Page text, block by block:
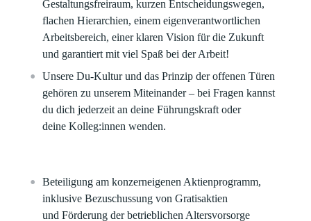
Gestaltungsfreiraum, kurzen Entscheidungswegen,
flachen Hierarchien, einem eigenverantwortlichen
Arbeitsbereich, einer klaren Vision für die Zukunft
und garantiert mit viel Spaß bei der Arbeit!​
Unsere Du-Kultur und das Prinzip der offenen Türen
gehören zu unserem Miteinander – bei Fragen kannst
du dich jederzeit an deine Führungskraft oder
deine Kolleg:innen wenden.
Beteiligung am konzerneigenen Aktienprogramm,
inklusive Bezuschussung von Gratisaktien
und Förderung der betrieblichen Altersvorsorge​